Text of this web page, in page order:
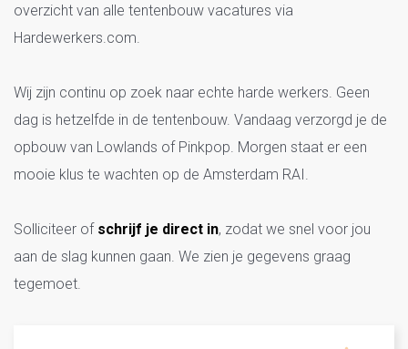
overzicht van alle tentenbouw vacatures via
Hardewerkers.com.
Wij zijn continu op zoek naar echte harde werkers. Geen
dag is hetzelfde in de tentenbouw. Vandaag verzorgd je de
opbouw van Lowlands of Pinkpop. Morgen staat er een
mooie klus te wachten op de Amsterdam RAI.
Solliciteer of schrijf je direct in, zodat we snel voor jou
aan de slag kunnen gaan. We zien je gegevens graag
tegemoet.